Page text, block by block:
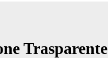
Trasparente